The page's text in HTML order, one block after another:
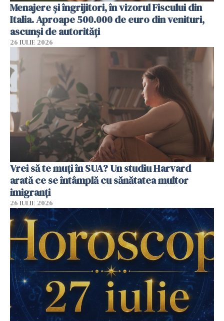
Menajere și îngrijitori, în vizorul Fiscului din
Italia. Aproape 500.000 de euro din venituri,
ascunși de autorități
26 IULIE 2026
Vrei să te muți în SUA? Un studiu Harvard
arată ce se întâmplă cu sănătatea multor
imigranți
26 IULIE 2026